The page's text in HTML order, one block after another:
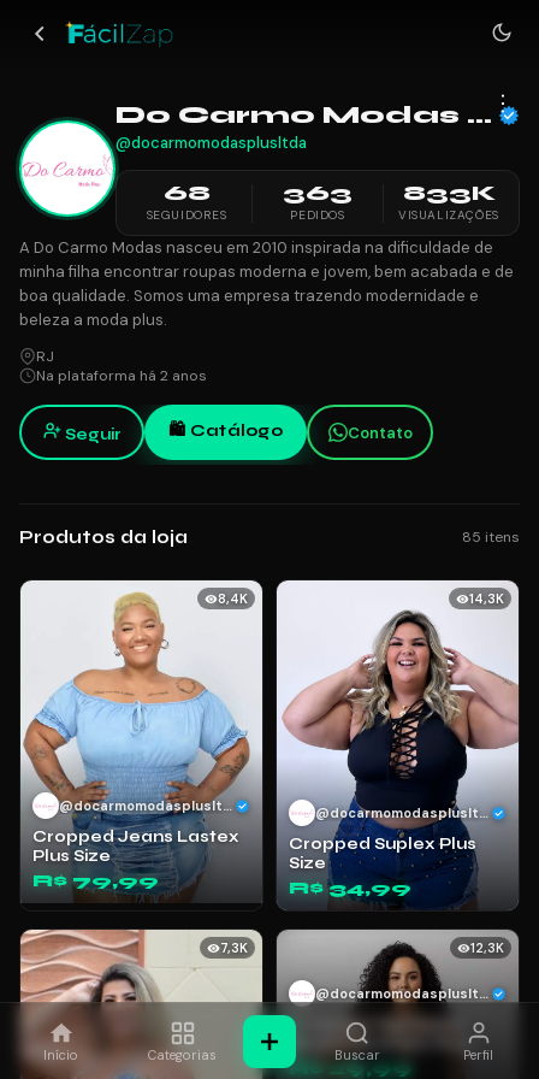
Do Carmo Modas plus
@docarmomodasplusltda
68
SEGUIDORES
363
PEDIDOS
833K
VISUALIZAÇÕES
A Do Carmo Modas nasceu em 2010 inspirada na dificuldade de
minha filha encontrar roupas moderna e jovem, bem acabada e de
boa qualidade. Somos uma empresa trazendo modernidade e
beleza a moda plus.
RJ
Na plataforma há 2 anos
Seguir 🛍 Catálogo Contato
Produtos da loja 85 itens
8,4K
@docarmomodasplusltda
Cropped Jeans Lastex
Plus Size
R$ 79,99
14,3K
@docarmomodasplusltda
Cropped Suplex Plus
Size
R$ 34,99
7,3K 12,3K
@docarmomodasplusltda
Cropped Top Faixa
Moda Feminina Plus
Size
R$ 29,99
363 realizados
Pedido mínimo
R$ 100,00
Cupons disponíveis
Início Categorias Buscar Perfil
Escolha o Estado e veja lojas da sua
região.
GO RJ BA
SC
RS
CE
Ver todos os estados
SUGESTÕES POPULARES
Skincare Camisetas